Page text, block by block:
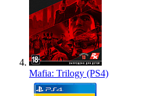
Mafia: Trilogy (PS4)